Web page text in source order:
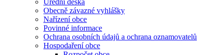
Úřední deska
Obecně závazné vyhlášky
Nařízení obce
Povinné informace
Ochrana osobních údajů a ochrana oznamovatelů
Hospodaření obce